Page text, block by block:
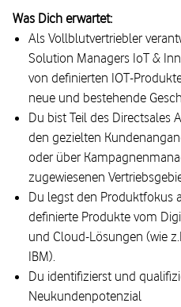
Was Dich erwartet:
Als Vollblutvertriebler
Solution Managers IoT &
von definierten IOT-
neue und bestehende
Du bist Teil des Directsales
den gezielten
oder über
zugewiesenen
Du legst den Produktfokus
definierte Produkte vom
und Cloud-Lösungen (wie
IBM).
Du identifizierst und
Neukundenpotenzial